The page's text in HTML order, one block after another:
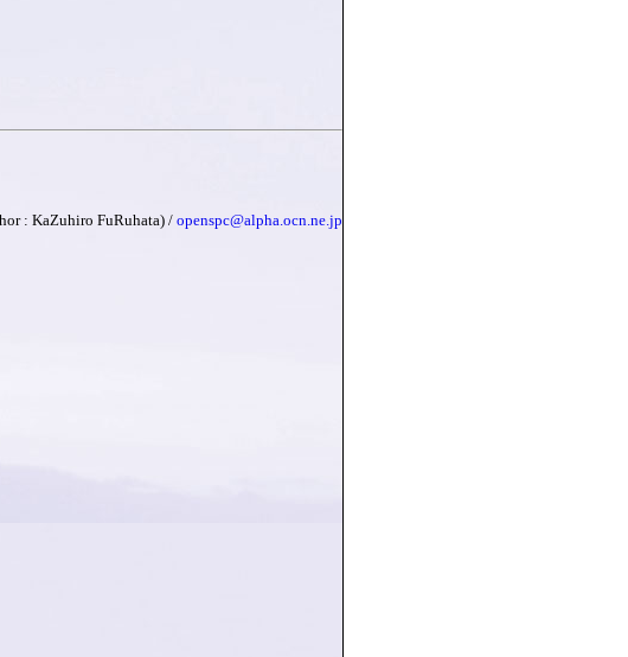
: KaZuhiro FuRuhata) / openspc@alpha.ocn.ne.jp